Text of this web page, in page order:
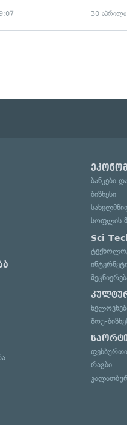
30
ბანკები
ბიზნესი
სოფლის
Sci-
შოუ-
ფეხბურთი
რაგბი